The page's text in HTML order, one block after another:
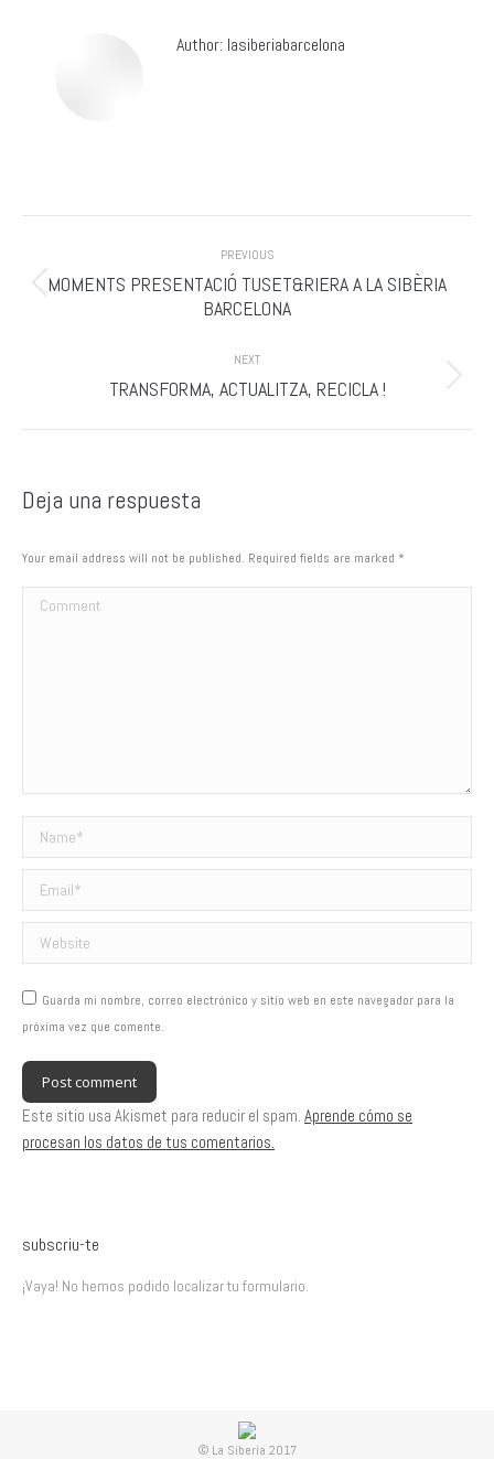
Author: lasiberiabarcelona
navigation
PREVIOUS
Previous
post:
MOMENTS PRESENTACIÓ TUSET&RIERA A LA SIBÈRIA
BARCELONA
NEXT
Next
TRANSFORMA, ACTUALITZA, RECICLA !
Deja una respuesta
Your email address will not be published. Required fields are marked *
Comment
Name *
Email *
Website
Guarda mi nombre, correo electrónico y sitio web en este navegador para la
próxima vez que comente.
Post comment
Este sitio usa Akismet para reducir el spam. Aprende cómo se
procesan los datos de tus comentarios.
subscriu-te
¡Vaya! No hemos podido localizar tu formulario.
© La Siberia 2017